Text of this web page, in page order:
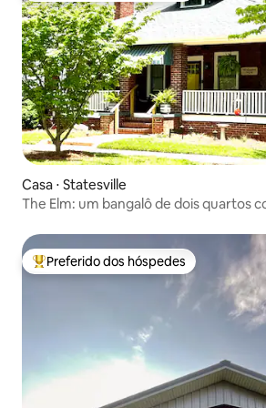
Casa ⋅ Statesville
The Elm: um bangalô de dois quartos
Entre os melhores preferidos dos
Preferido dos hóspedes